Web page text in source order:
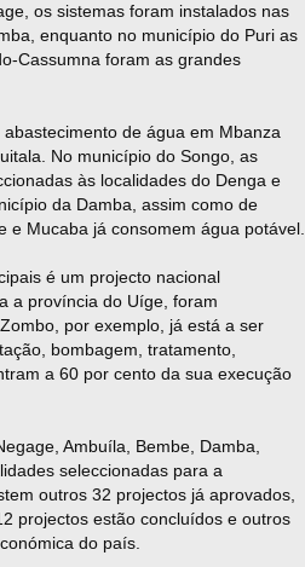
os sistemas foram instalados nas
enquanto no município do Puri as
Cassumna foram as grandes
de água em Mbanza
No município do Songo, as
às localidades do Denga e
da Damba, assim como de
Mucaba já consomem água potável.
é um projecto nacional
a província do Uíge, foram
por exemplo, já está a ser
bombagem, tratamento,
a 60 por cento da sua execução
Ambuíla, Bembe, Damba,
seleccionadas para a
outros 32 projectos já aprovados,
projectos estão concluídos e outros
do país.